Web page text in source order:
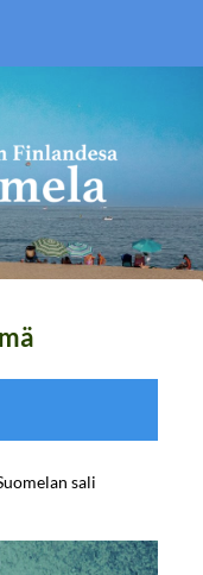
Finlandesa Suomela
sali